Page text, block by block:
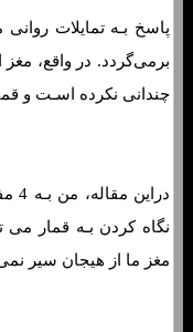
پاسخ بـه تمایلات
برمی‌گردد. در واقع،
چندانی نکرده اسـت و
نگاه کردن بـه قمار می
مغز ما از هیجان سیر